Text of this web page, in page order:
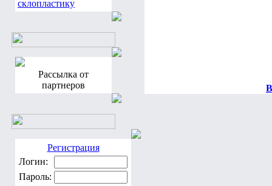
склопластику
Рассылка от
партнеров
Регистрация
Логин:
Пароль: